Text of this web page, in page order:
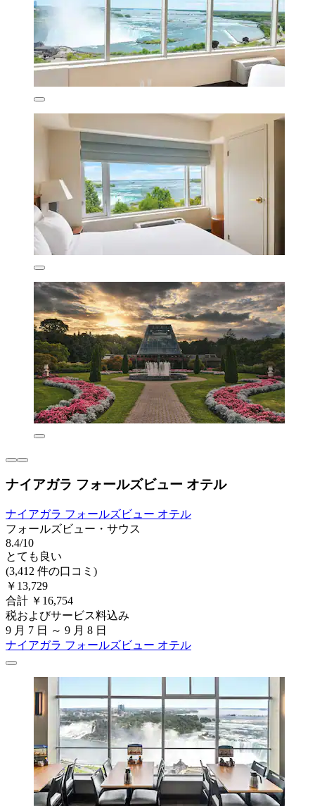
ナイアガラ フォールズビュー オテル
ナイアガラ フォールズビュー オテル
フォールズビュー・サウス
8.4/10
とても良い
(3,412 件の口コミ)
￥13,729
合計 ￥16,754
税およびサービス料込み
9 月 7 日 ～ 9 月 8 日
ナイアガラ フォールズビュー オテル